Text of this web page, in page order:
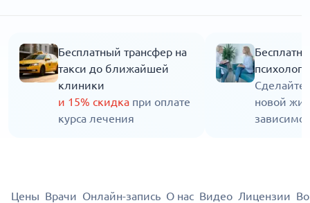
Бесплатный трансфер на
такси до ближайшей
клиники
и 15% скидка при оплате
курса лечения
психолога
Сделайте
новой
Цены Врачи Онлайн-запись О нас Видео Лицензии